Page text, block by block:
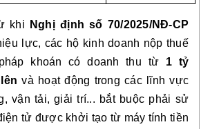
khi
Nghị định số 70/2025/NĐ-CP
lực, các hộ kinh doanh nộp thuế
khoán có doanh thu từ 1 tỷ
và hoạt động trong các lĩnh vực
vận tải, giải trí... bắt buộc phải sử
tử được khởi tạo từ máy tính tiền